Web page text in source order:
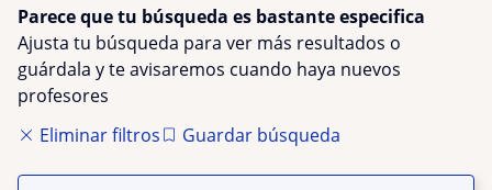
Parece que tu búsqueda es bastante especifica
Ajusta tu búsqueda para ver más resultados o
guárdala y te avisaremos cuando haya nuevos
profesores
Eliminar filtros
Guardar búsqueda